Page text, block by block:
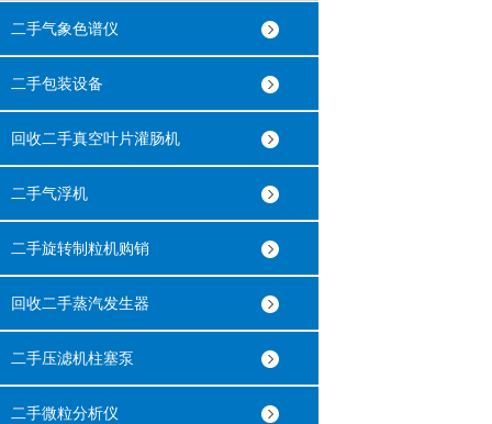
二手气象色谱仪
二手包装设备
回收二手真空叶片灌肠机
二手气浮机
二手旋转制粒机购销
回收二手蒸汽发生器
二手压滤机柱塞泵
二手微粒分析仪